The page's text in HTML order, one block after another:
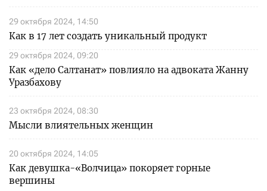
29 октября 2024, 14:50
Как в 17 лет создать уникальный продукт
29 октября 2024, 09:20
Как «дело Салтанат» повлияло на адвоката Жанну
Уразбахову
23 октября 2024, 08:30
Мысли влиятельных женщин
20 октября 2024, 14:05
Как девушка-«Волчица» покоряет горные
вершины